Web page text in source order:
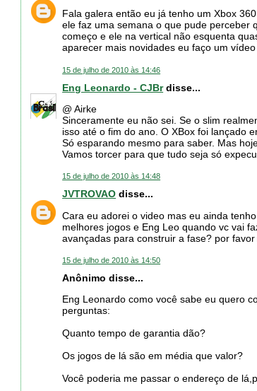
Fala galera então eu já tenho um Xbox
ele faz uma semana o que pude perceber
começo e ele na vertical não esquenta
aparecer mais novidades eu faço um
15 de julho de 2010 às 14:46
Eng Leonardo - CJBrdisse...
@ Airke
Sinceramente eu não sei. Se o slim
isso até o fim do ano. O XBox foi lançado
Só esparando mesmo para saber. Mas
Vamos torcer para que tudo seja só
15 de julho de 2010 às 14:48
JVTROVAO disse...
Cara eu adorei o video mas eu ainda
melhores jogos e Eng Leo quando vc vai
avançadas para construir a fase? por favor
15 de julho de 2010 às 14:50
Anônimo disse...
Eng Leonardo como você sabe eu quero
perguntas:
Quanto tempo de garantia dão?
Os jogos de lá são em média que valor?
Você poderia me passar o endereço de